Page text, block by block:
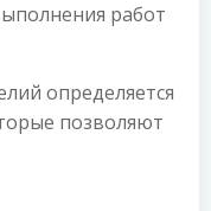
работ
определяется
позволяют